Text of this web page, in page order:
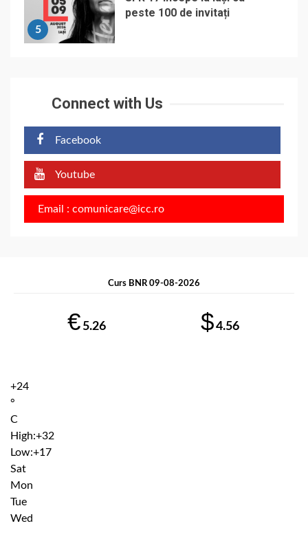
5
peste 100 de invitați
Connect with Us
Facebook
Youtube
Email : comunicare@icc.ro
Curs BNR 09-08-2026
€ 5.26 $4.56
+24
°
C
High:+32
Low:+17
Sat
Mon
Tue
Wed